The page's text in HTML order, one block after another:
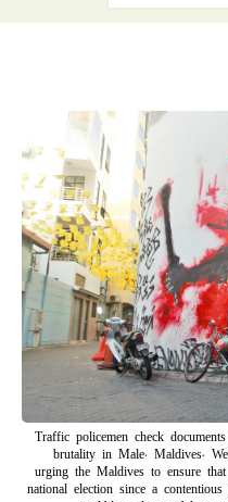
Traffic policemen check
brutality in Male, Maldives,
urging the Maldives to ensure
national election since a